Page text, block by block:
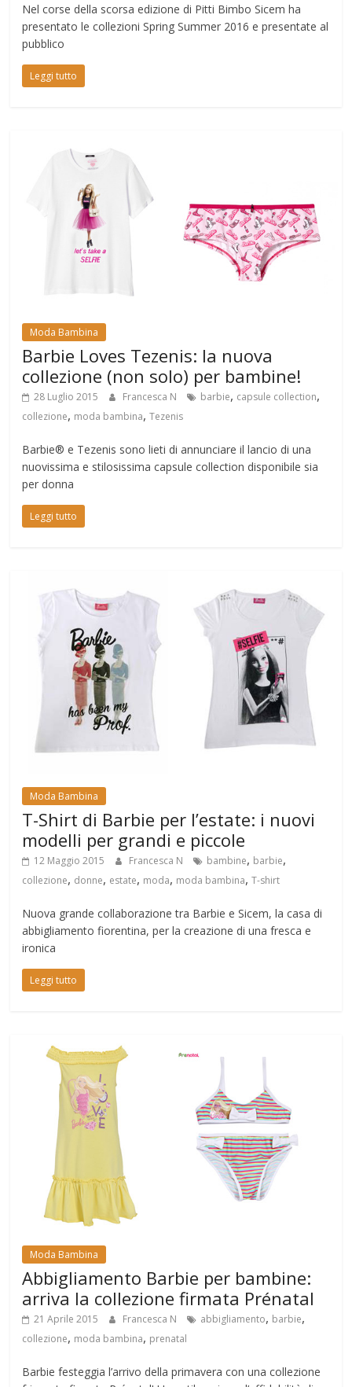
Nel corse della scorsa edizione di Pitti Bimbo Sicem ha
presentato le collezioni Spring Summer 2016 e presentate al
pubblico
Leggi tutto
Moda Bambina
Barbie Loves Tezenis: la nuova
collezione (non solo) per bambine!
28 Luglio 2015 Francesca N barbie, capsule collection,
collezione, moda bambina,Tezenis
Barbie® e Tezenis sono lieti di annunciare il lancio di una
nuovissima e stilosissima capsule collection disponibile sia
per donna
Leggi tutto
Moda Bambina
T-Shirt di Barbie per l’estate: i nuovi
modelli per grandi e piccole
12 Maggio 2015 Francesca N bambine, barbie,
collezione, donne, estate, moda, moda bambina,T-shirt
Nuova grande collaborazione tra Barbie e Sicem, la casa di
abbigliamento fiorentina, per la creazione di una fresca e
ironica
Leggi tutto
Moda Bambina
Abbigliamento Barbie per bambine:
arriva la collezione firmata Prénatal
21 Aprile 2015 Francesca N abbigliamento, barbie,
collezione, moda bambina, prenatal
Barbie festeggia l’arrivo della primavera con una collezione